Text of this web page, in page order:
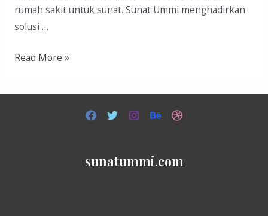
rumah sakit untuk sunat. Sunat Ummi menghadirkan
solusi …
Sunat
Read More »
sunatummi.com